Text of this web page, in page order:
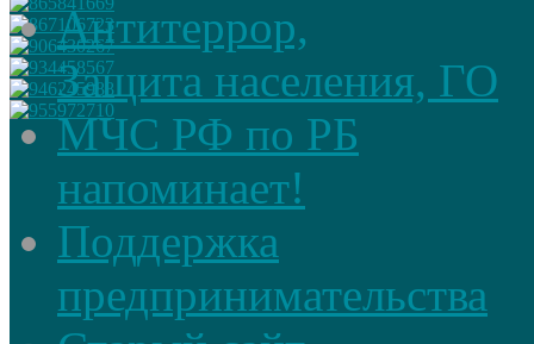
Антитеррор,
Защита населения, ГО
МЧС РФ по РБ
напоминает!
Поддержка
предпринимательства